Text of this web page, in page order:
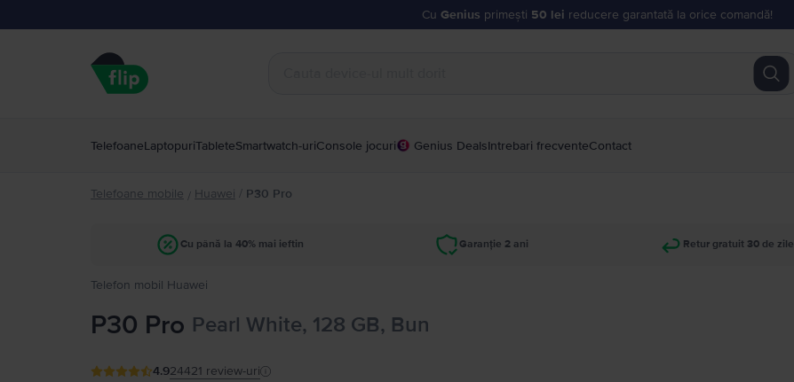
Cu Genius primești 50 lei reducere garantată la orice comandă!
TelefoaneLaptopuriTableteSmartwatch-uriConsole jocuri Genius DealsIntrebari frecventeContact
Telefoane mobile / Huawei / P30 Pro
Cu până la 40% mai ieftin Garanție 2 ani Retur gratuit 30 de zile
Telefon mobil Huawei
P30 Pro Pearl White, 128 GB, Bun
4.924421 review-uri